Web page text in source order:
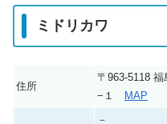
ミドリカワ
住所
〒963-5118
−１
MAP
－